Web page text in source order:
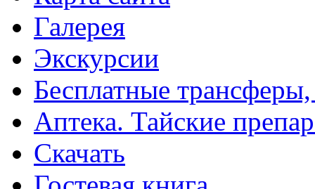
Галерея
Экскурсии
Бесплатные
Аптека. Тайские
Скачать